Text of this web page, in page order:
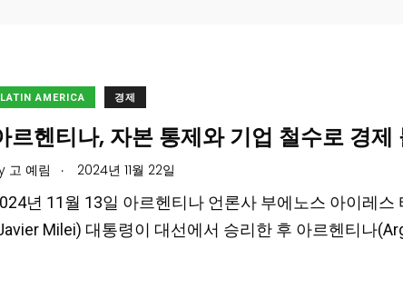
LATIN AMERICA 경제
르헨티나, 자본 통제와 기업 철수로 경제
고 예림 . 2024년 11월 22일
년 11월 13일 아르헨티나 언론사 부에노스 아이레
Milei) 대통령이 대선에서 승리한 후 아르헨티나